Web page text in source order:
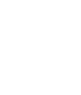
Según ha
agresiones